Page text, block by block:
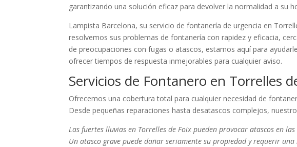
garantizando una solución eficaz para devolver la normalidad a su
Lampista Barcelona, su servicio de fontanería de urgencia en
resolvemos sus problemas de fontanería con rapidez y eficacia,
de preocupaciones con fugas o atascos, estamos aquí para
ofrecer tiempos de respuesta inmejorables para cualquier aviso.
Servicios de Fontanero en Torrelles
Ofrecemos una cobertura total para cualquier necesidad de
Desde pequeñas reparaciones hasta desatascos complejos,
Las fuertes lluvias en Torrelles de Foix pueden provocar atascos en
Un atasco grave puede dañar seriamente su propiedad y requerir